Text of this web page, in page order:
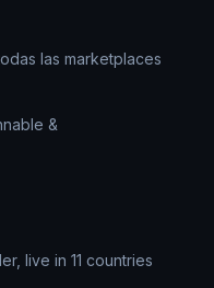
las marketplaces
&
live in 11 countries